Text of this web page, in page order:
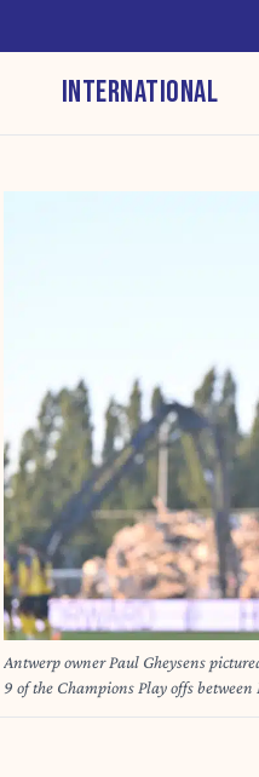
INTERNATIONAL
Antwerp owner Paul Gheysens
9 of the Champions Play offs
, 2025 in Antwerp, Belgium. (Photo